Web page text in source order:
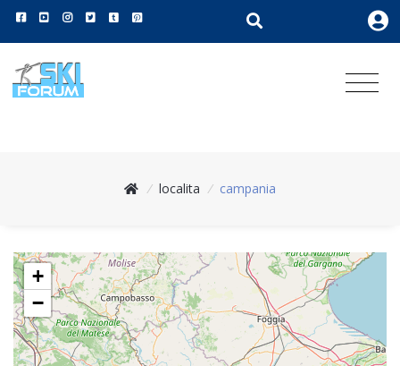
/ localita / campania
+
−